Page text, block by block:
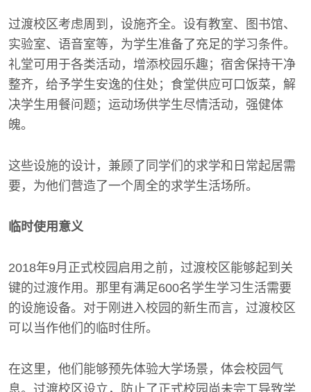
过渡校区考虑周到，设施齐全。设有教室、图书馆、
实验室、语音室等，为学生准备了充足的学习条件。
礼堂可用于各类活动，增添校园乐趣；宿舍保持干净
整齐，给予学生安逸的住处；食堂供应可口饭菜，解
决学生用餐问题；运动场供学生尽情活动，强健体
魄。
这些设施的设计，兼顾了同学们的求学和日常起居需
要，为他们营造了一个周全的求学生活场所。
临时使用意义
2018年9月正式校园启用之前，过渡校区能够起到关
键的过渡作用。那里有满足600名学生学习生活需要
的设施设备。对于刚进入校园的新生而言，过渡校区
可以当作他们的临时住所。
在这里，他们能够预先体验大学场景，体会校园气
息。过渡校区设立，防止了正式校园尚未完工导致学